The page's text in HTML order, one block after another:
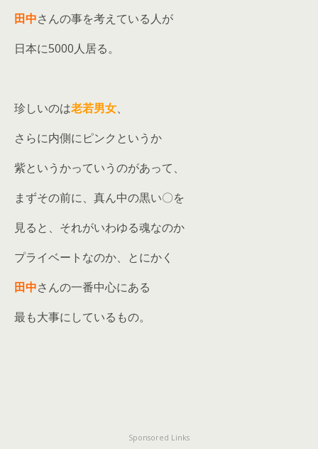
田中さんの事を考えている人が
日本に5000人居る。
珍しいのは老若男女、
さらに内側にピンクというか
紫というかっていうのがあって、
まずその前に、真ん中の黒い〇を
見ると、それがいわゆる魂なのか
プライベートなのか、とにかく
田中さんの一番中心にある
最も大事にしているもの。
Sponsored Links